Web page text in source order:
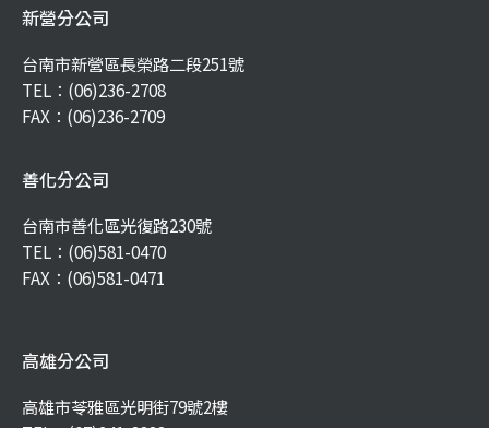
新營分公司
台南市新營區長榮路二段251號
TEL： (06)236-2708
FAX：(06)236-2709
善化分公司
台南市善化區光復路230號
TEL： (06)581-0470
FAX：(06)581-0471
高雄分公司
高雄市苓雅區光明街79號2樓